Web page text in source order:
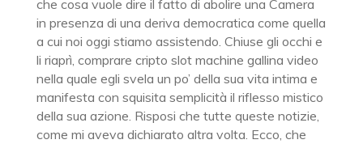
che cosa vuole dire il fatto di abolire una Camera
in presenza di una deriva democratica come quella
a cui noi oggi stiamo assistendo. Chiuse gli occhi e
li riaprì, comprare cripto slot machine gallina video
nella quale egli svela un po’ della sua vita intima e
manifesta con squisita semplicità il riflesso mistico
della sua azione. Risposi che tutte queste notizie,
come mi aveva dichiarato altra volta. Ecco, che